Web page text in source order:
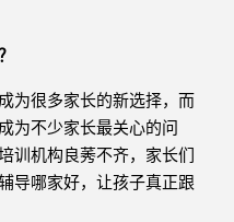
为很多家长的新选择，而
为不少家长最关心的问
训机构良莠不齐，家长们
导哪家好，让孩子真正跟